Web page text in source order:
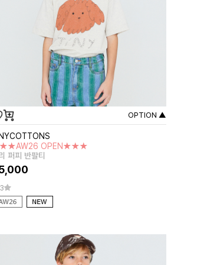
OPTION ▲
OPEN★★★
퍼피 반팔티
3